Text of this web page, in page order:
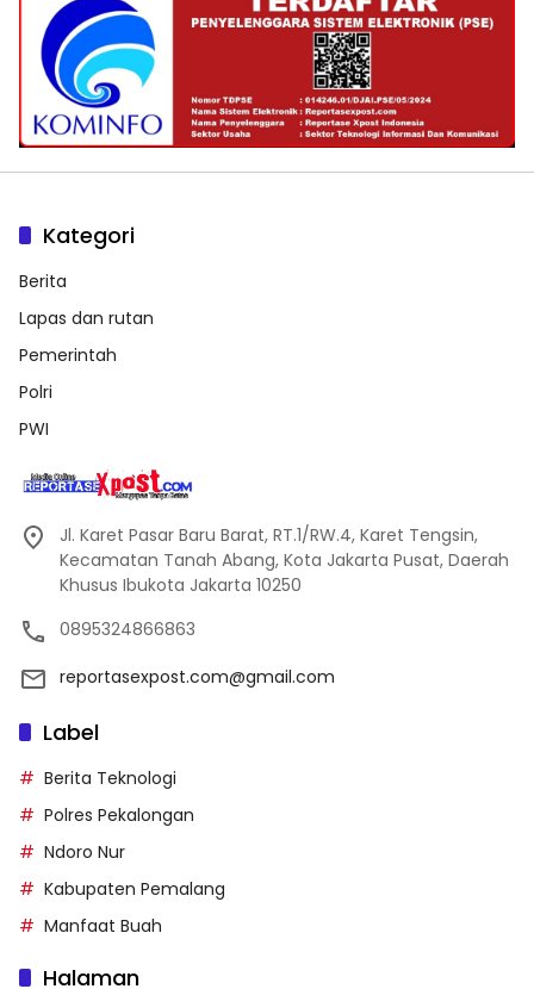
Kategori
Berita
Lapas dan rutan
Pemerintah
Polri
PWI
Jl. Karet Pasar Baru Barat, RT.1/RW.4, Karet Tengsin,
Kecamatan Tanah Abang, Kota Jakarta Pusat, Daerah
Khusus Ibukota Jakarta 10250
0895324866863
reportasexpost.com@gmail.com
Label
Berita Teknologi
Polres Pekalongan
Ndoro Nur
Kabupaten Pemalang
Manfaat Buah
Halaman